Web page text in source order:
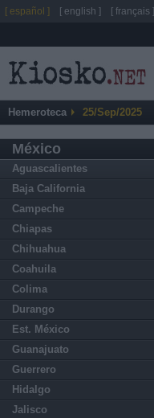
Hemeroteca 25/Sep/2025
México
Aguascalientes
Baja California
Campeche
Chiapas
Chihuahua
Coahuila
Colima
Durango
Est. México
Guanajuato
Guerrero
Hidalgo
Jalisco
[ español ] [ english ] [ français ]